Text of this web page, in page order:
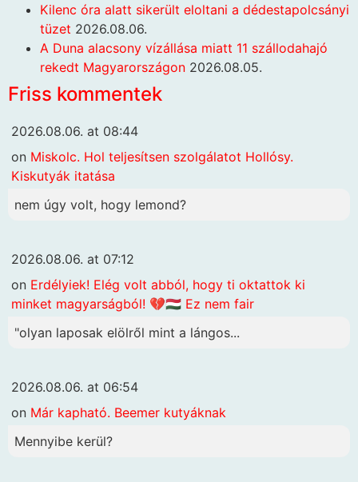
Kilenc óra alatt sikerült eloltani a dédestapolcsányi
tüzet 2026.08.06.
A Duna alacsony vízállása miatt 11 szállodahajó
rekedt Magyarországon 2026.08.05.
Friss kommentek
2026.08.06. at 08:44
on Miskolc. Hol teljesítsen szolgálatot Hollósy.
Kiskutyák itatása
nem úgy volt, hogy lemond?
2026.08.06. at 07:12
on Erdélyiek! Elég volt abból, hogy ti oktattok ki
minket magyarságból! 💔🇭🇺 Ez nem fair
"olyan laposak elölről mint a lángos...
2026.08.06. at 06:54
on Már kapható. Beemer kutyáknak
Mennyibe kerül?